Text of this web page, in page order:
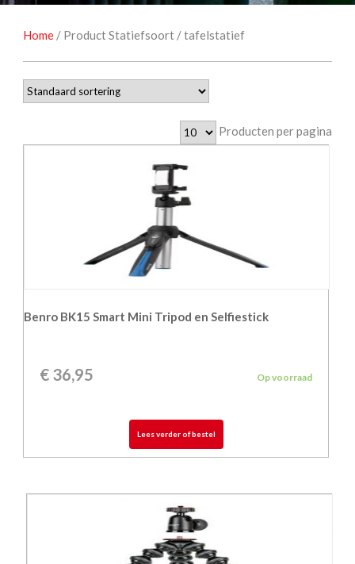
Home / Product Statiefsoort / tafelstatief
Producten per pagina
Benro BK15 Smart Mini Tripod en Selfiestick
€ 36,95 Op voorraad
Lees verder of bestel